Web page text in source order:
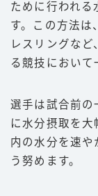
ために行われる
す。この方法は
レスリングな
る競技において
選手は試合前の
に水分摂取を
内の水分を速や
う努めます。